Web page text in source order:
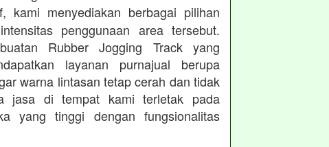
kami menyediakan berbagai pilihan
penggunaan area tersebut.
Rubber Jogging Track yang
layanan purnajual berupa
warna lintasan tetap cerah dan tidak
jasa di tempat kami terletak pada
yang tinggi dengan fungsionalitas